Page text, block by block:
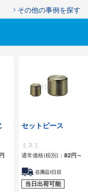
その他の事例を探す
セットピース
ミスミ
通常価格(税別)： 82円 ～
在庫品1日目
当日出荷可能